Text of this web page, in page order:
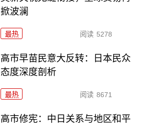
掀波澜
最热 阅读 5278
高市早苗民意大反转：日本民众
态度深度剖析
最热 阅读 8671
高市修宪：中日关系与地区和平